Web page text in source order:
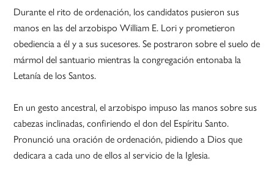
Durante el rito de ordenación, los candidatos pusieron sus
manos en las del arzobispo William E. Lori y prometieron
obediencia a él y a sus sucesores. Se postraron sobre el suelo de
mármol del santuario mientras la congregación entonaba la
Letanía de los Santos.
En un gesto ancestral, el arzobispo impuso las manos sobre sus
cabezas inclinadas, confiriendo el don del Espíritu Santo.
Pronunció una oración de ordenación, pidiendo a Dios que
dedicara a cada uno de ellos al servicio de la Iglesia.